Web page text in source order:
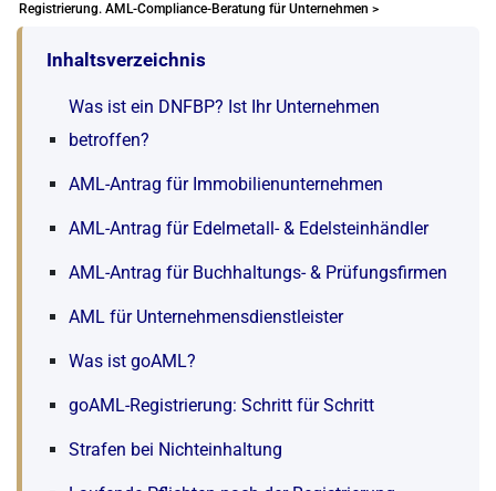
Registrierung. AML-Compliance-Beratung für Unternehmen >
Inhaltsverzeichnis
Was ist ein DNFBP? Ist Ihr Unternehmen
betroffen?
AML-Antrag für Immobilienunternehmen
AML-Antrag für Edelmetall- & Edelsteinhändler
AML-Antrag für Buchhaltungs- & Prüfungsfirmen
AML für Unternehmensdienstleister
Was ist goAML?
goAML-Registrierung: Schritt für Schritt
Strafen bei Nichteinhaltung